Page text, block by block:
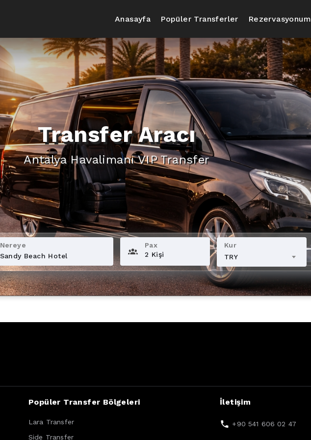
Anasayfa Popüler Transferler Rezervasyonum
Transfer Aracı
Antalya Havalimanı VIP Transfer
Nereye
Pax
2 Kişi
Kur
TRY
Popüler Transfer Bölgeleri
Lara Transfer
Side Transfer
İletişim
+90 541 606 02 47